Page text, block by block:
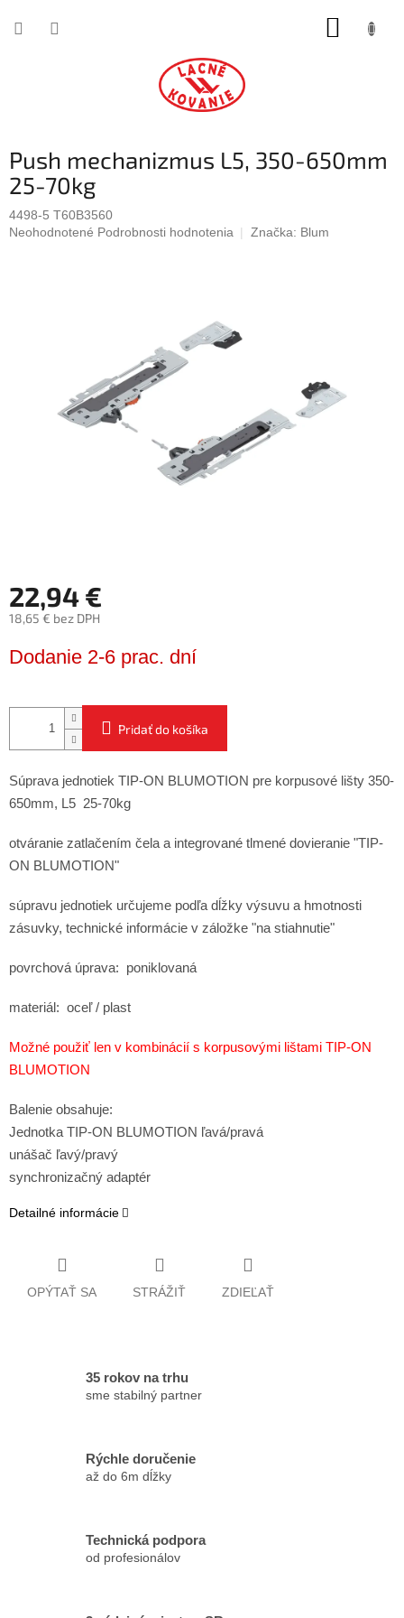
Push mechanizmus L5, 350-650mm
25-70kg
4498-5 T60B3560
Priemerné
Neohodnotené Podrobnosti hodnotenia Značka: Blum
22,94 €
18,65 € bez DPH
cena:
Dodanie 2-6 prac. dní
Pridať do košíka
Súprava jednotiek TIP-ON BLUMOTION pre korpusové lišty 350-
650mm, L5 25-70kg
otváranie zatlačením čela a integrované tlmené dovieranie "TIP-
ON BLUMOTION"
súpravu jednotiek určujeme podľa dĺžky výsuvu a hmotnosti
zásuvky, technické informácie v záložke "na stiahnutie"
povrchová úprava: poniklovaná
materiál: oceľ / plast
Možné použiť len v kombinácií s korpusovými lištami TIP-ON
BLUMOTION
Balenie obsahuje:
Jednotka TIP-ON BLUMOTION ľavá/pravá
unášač ľavý/pravý
synchronizačný adaptér
Detailné informácie
OPÝTAŤ SA STRÁŽIŤ ZDIEĽAŤ
35 rokov na trhu
sme stabilný partner
Rýchle doručenie
až do 6m dĺžky
Technická podpora
od profesionálov